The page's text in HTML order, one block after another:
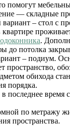
помогут
— складные
– стол с
квартире
.
до потолка
– подиум.
пространство,
обихода
порядка.
последнее
по метражу
пространства.